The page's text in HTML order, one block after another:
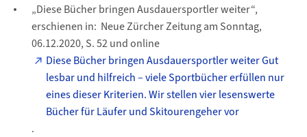
„Diese Bücher bringen Ausdauersportler weiter“,
erschienen in: Neue Zürcher Zeitung am Sonntag,
06.12.2020, S. 52 und online
Diese Bücher bringen Ausdauersportler weiter Gut
lesbar und hilfreich – viele Sportbücher erfüllen nur
eines dieser Kriterien. Wir stellen vier lesenswerte
Bücher für Läufer und Skitourengeher vor
.